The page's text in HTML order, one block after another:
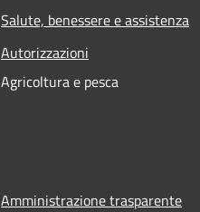
Salute, benessere e assistenza
Autorizzazioni
Agricoltura e pesca
Amministrazione trasparente